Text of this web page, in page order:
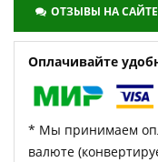
ОТЗЫВЫ НА САЙТЕ
Оплачивайте
* Мы принимаем
валюте